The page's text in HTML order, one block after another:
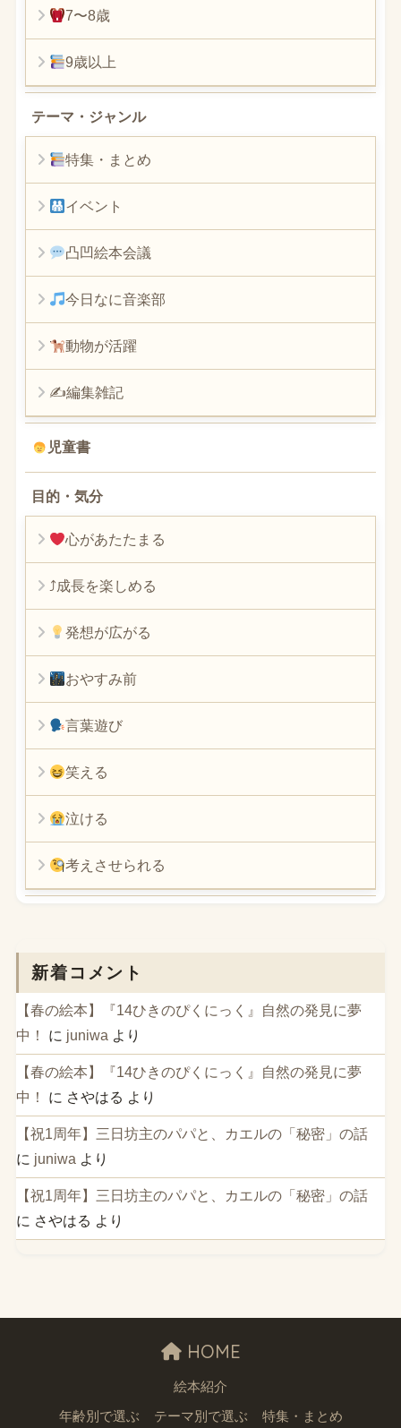
7〜8歳
9歳以上
テーマ・ジャンル
特集・まとめ
イベント
凸凹絵本会議
今日なに音楽部
動物が活躍
✍編集雑記
児童書
目的・気分
心があたたまる
⤴︎成長を楽しめる
発想が広がる
おやすみ前
言葉遊び
笑える
泣ける
考えさせられる
新着コメント
【春の絵本】『14ひきのぴくにっく』自然の発見に夢
中！
に juniwa より
【春の絵本】『14ひきのぴくにっく』自然の発見に夢
中！
に さやはる より
【祝1周年】三日坊主のパパと、カエルの「秘密」の話
に juniwa より
【祝1周年】三日坊主のパパと、カエルの「秘密」の話
に さやはる より
HOME
絵本紹介
年齢別で選ぶ テーマ別で選ぶ 特集・まとめ